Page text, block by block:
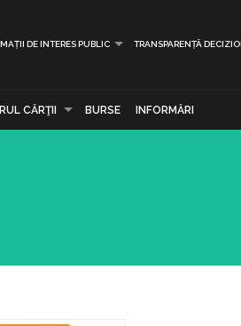
DE INTERES PUBLIC TRANSPARENȚĂ
CĂRŢII BURSE INFORMĂRI